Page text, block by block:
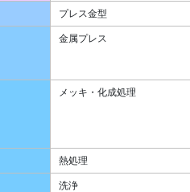
プレス金型
金属プレス
メッキ・化成処理
熱処理
洗浄